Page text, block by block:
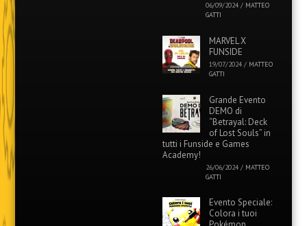
06/09/2024 / MATTEO
GATTI
MARVEL X
FUNSIDE
19/07/2024 / MATTEO
GATTI
Grande Evento
DEMO di
“Betrayal: Deck
of Lost Souls” in
tutti i Funside e Games
Academy!
26/06/2024 / MATTEO
GATTI
Evento Speciale:
Colora i tuoi